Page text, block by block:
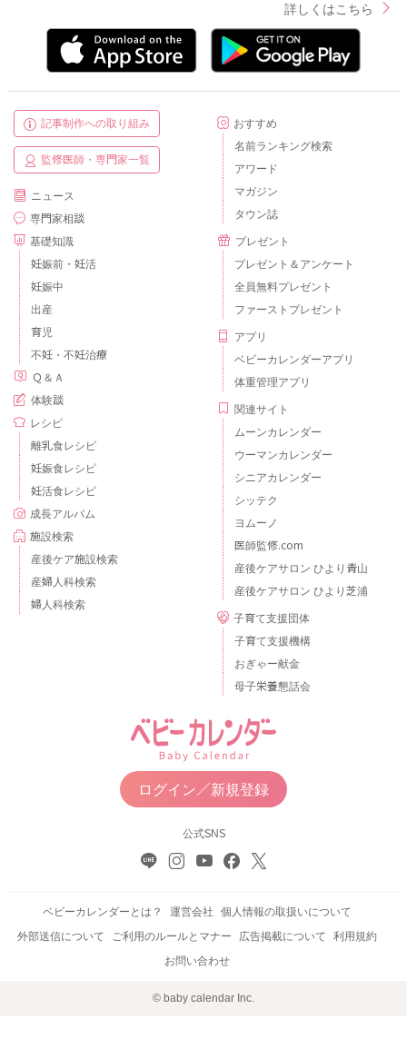
詳しくはこちら
記事制作への取り組み
監修医師・専門家一覧
ニュース
専門家相談
基礎知識
妊娠前・妊活
妊娠中
出産
育児
不妊・不妊治療
Ｑ＆Ａ
体験談
レシピ
離乳食レシピ
妊娠食レシピ
妊活食レシピ
成長アルバム
施設検索
産後ケア施設検索
産婦人科検索
婦人科検索
おすすめ
名前ランキング検索
アワード
マガジン
タウン誌
プレゼント
プレゼント＆アンケート
全員無料プレゼント
ファーストプレゼント
アプリ
ベビーカレンダーアプリ
体重管理アプリ
関連サイト
ムーンカレンダー
ウーマンカレンダー
シニアカレンダー
シッテク
ヨムーノ
医師監修.com
産後ケアサロン ひより青山
産後ケアサロン ひより芝浦
子育て支援団体
子育て支援機構
おぎゃー献金
母子栄養懇話会
ログイン／新規登録
公式SNS
ベビーカレンダーとは？ 運営会社
個人情報の取扱いについて
外部送信について
ご利用のルールとマナー 広告掲載について
利用規約
お問い合わせ
© baby calendar Inc.